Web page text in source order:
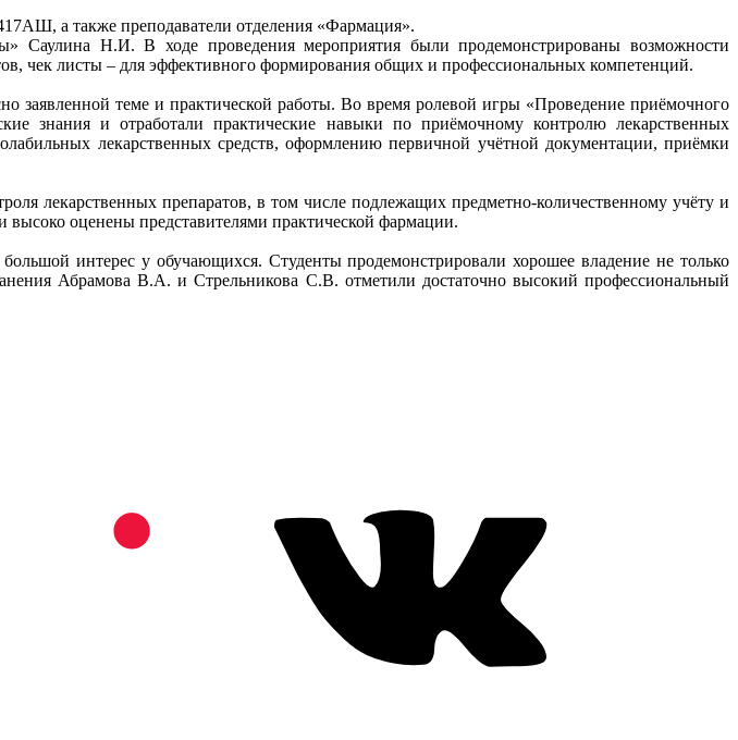
а также преподаватели отделения «Фармация».
Саулина Н.И. В ходе проведения мероприятия были продемонстрированы возможности
чек листы – для эффективного формирования общих и профессиональных компетенций.
заявленной теме и практической работы. Во время ролевой игры «Проведение приёмочного
знания и отработали практические навыки по приёмочному контролю лекарственных
лекарственных средств, оформлению первичной учётной документации, приёмки
лекарственных препаратов, в том числе подлежащих предметно-количественному учёту и
оценены представителями практической фармации.
интерес у обучающихся. Студенты продемонстрировали хорошее владение не только
Абрамова В.А. и Стрельникова С.В. отметили достаточно высокий профессиональный